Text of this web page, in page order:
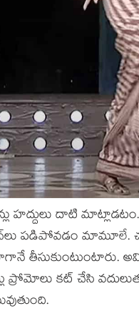
హ‌ద్దులు దాటి
ప‌డిపోవ‌డం
తీసుకుంటుంటారు.
ప్రోమోలు క‌ట్ చేసి